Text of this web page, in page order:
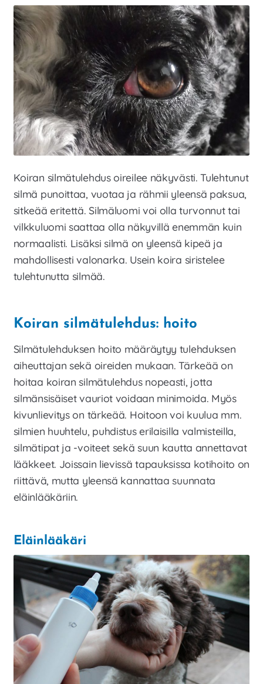
Koiran silmätulehdus oireilee näkyvästi. Tulehtunut
silmä punoittaa, vuotaa ja rähmii yleensä paksua,
sitkeää eritettä. Silmäluomi voi olla turvonnut tai
vilkkuluomi saattaa olla näkyvillä enemmän kuin
normaalisti. Lisäksi silmä on yleensä kipeä ja
mahdollisesti valonarka. Usein koira siristelee
tulehtunutta silmää.
Koiran silmätulehdus: hoito
Silmätulehduksen hoito määräytyy tulehduksen
aiheuttajan sekä oireiden mukaan. Tärkeää on
hoitaa koiran silmätulehdus nopeasti, jotta
silmänsisäiset vauriot voidaan minimoida. Myös
kivunlievitys on tärkeää. Hoitoon voi kuulua mm.
silmien huuhtelu, puhdistus erilaisilla valmisteilla,
silmätipat ja -voiteet sekä suun kautta annettavat
lääkkeet. Joissain lievissä tapauksissa kotihoito on
riittävä, mutta yleensä kannattaa suunnata
eläinlääkäriin.
Eläinlääkäri